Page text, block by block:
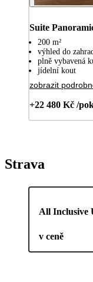
Suite
200 m²
výhled do
plně vybavená
jídelní kout
zobrazit
+22 480 Kč /
Strava
All Inclusive
v ceně